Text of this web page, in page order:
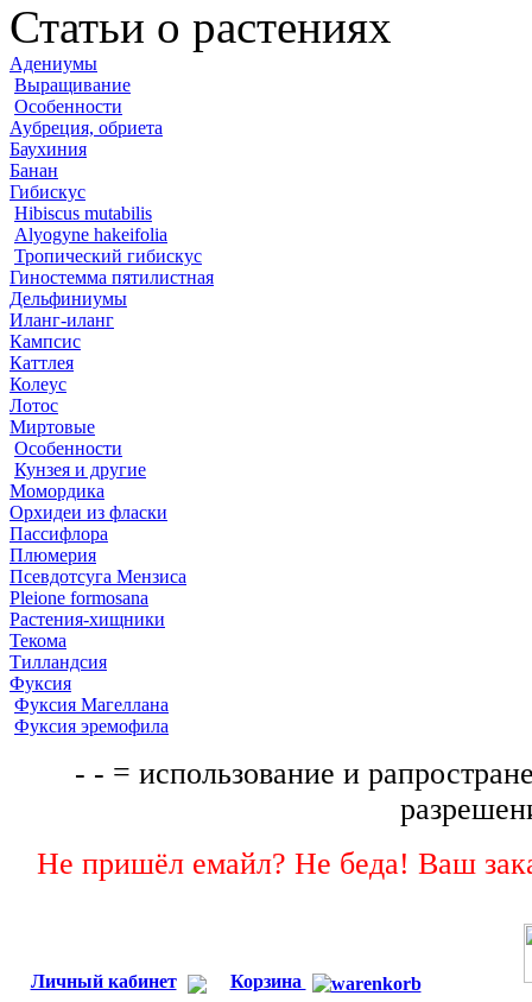
Статьи о растениях
Адениумы
Выращивание
Особенности
Аубреция, обриета
Баухиния
Банан
Гибискус
Hibiscus mutabilis
Alyogyne hakeifolia
Тропический гибискус
Гиностемма пятилистная
Дельфиниумы
Иланг-иланг
Кампсис
Каттлея
Колеус
Лотос
Миртовые
Особенности
Кунзея и другие
Момордика
Орхидеи из фласки
Пассифлора
Плюмерия
Псевдотсуга Мензиса
Pleione formosana
Растения-хищники
Текома
Тилландсия
Фуксия
Фуксия Магеллана
Фуксия эремофила
- - = использование и
Не пришёл емайл? Не беда! Ваш
Личный кабинет Корзина